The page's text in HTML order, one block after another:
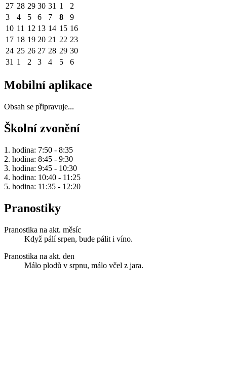
27 28 29 30 31 1
2
3
4 5 6 7 8
9
10 11 12 13 14 15 16
17 18 19 20 21 22 23
24 25 26 27 28 29 30
31 1 2 3 4 5 6
Mobilní aplikace
Obsah se připravuje...
Školní zvonění
1. hodina: 7:50 - 8:35
2. hodina: 8:45 - 9:30
3. hodina: 9:45 - 10:30
4. hodina: 10:40 - 11:25
5. hodina: 11:35 - 12:20
Pranostiky
Pranostika na akt. měsíc
Když pálí srpen, bude pálit i víno.
Pranostika na akt. den
Málo plodů v srpnu, málo včel z jara.